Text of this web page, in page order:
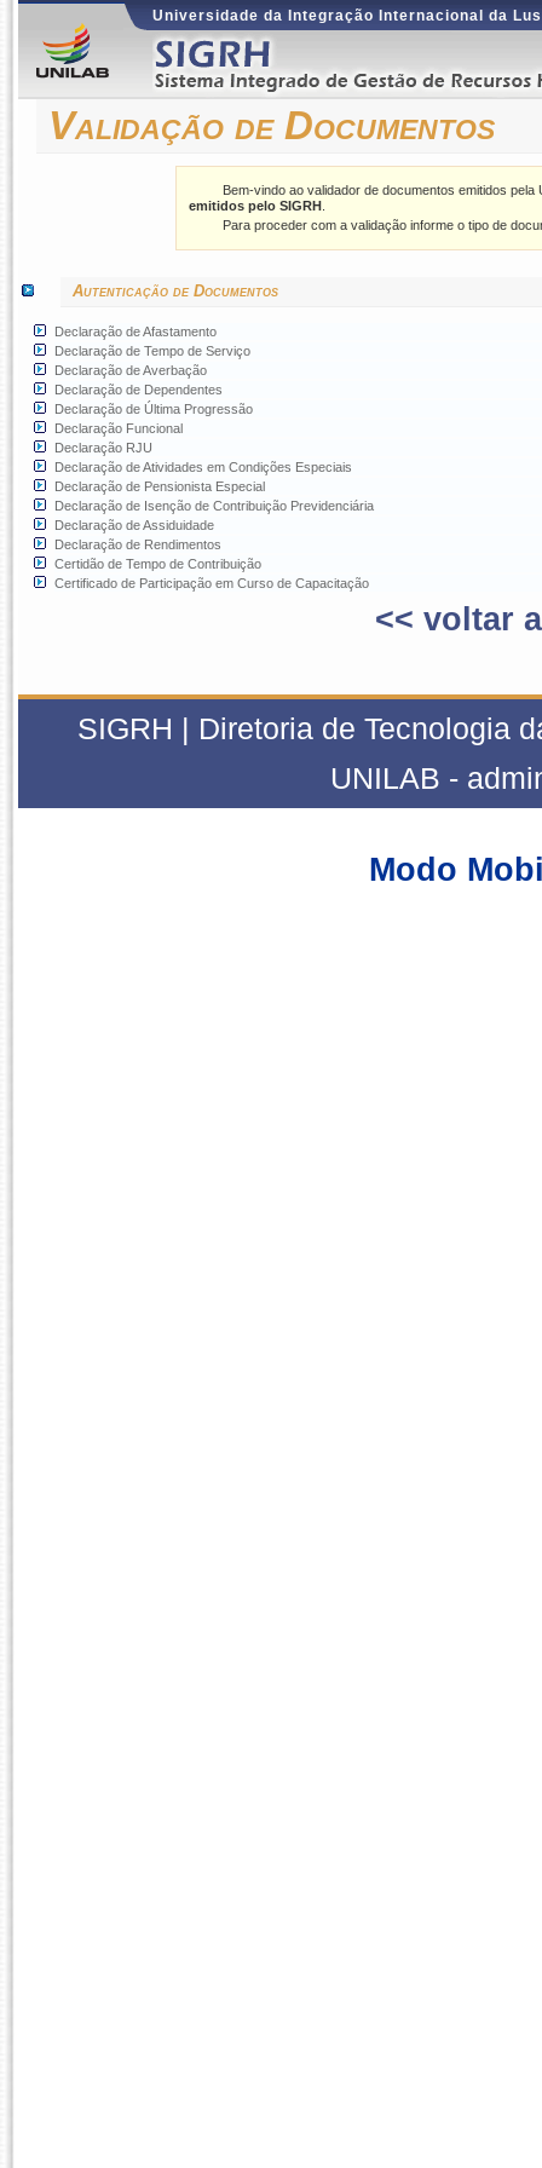
Universidade da Integração Internacional da
Validação de Documentos
Bem-vindo ao validador de documentos emitidos
emitidos pelo SIGRH
Para proceder com a validação informe o tipo de
Autenticação de Documentos
Declaração de Afastamento
Declaração de Tempo de Serviço
Declaração de Averbação
Declaração de Dependentes
Declaração de Última Progressão
Declaração Funcional
Declaração RJU
Declaração de Atividades em Condições Especiais
Declaração de Pensionista Especial
Declaração de Isenção de Contribuição Previdenciária
Declaração de Assiduidade
Declaração de Rendimentos
Certidão de Tempo de Contribuição
Certificado de Participação em Curso de Capacitação
<< voltar
SIGRH | Diretoria de Tecnologia
UNILAB -
Modo